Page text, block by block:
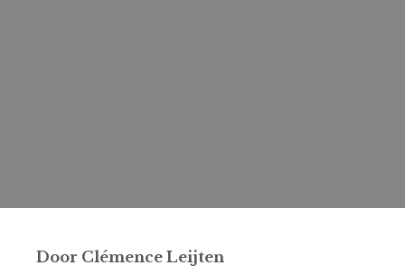
Door Clémence Leijten